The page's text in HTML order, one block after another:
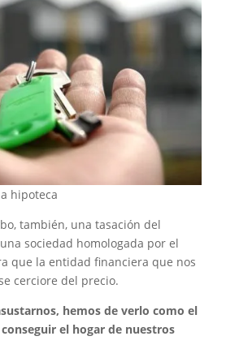
hipoteca
también, una tasación del
sociedad homologada por el
que la entidad financiera que nos
cerciore del precio.
hemos de verlo como el
el hogar de nuestros